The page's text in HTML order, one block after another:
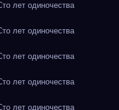
лет одиночества
лет одиночества
лет одиночества
лет одиночества
лет одиночества